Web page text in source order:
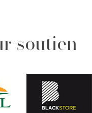
soutien